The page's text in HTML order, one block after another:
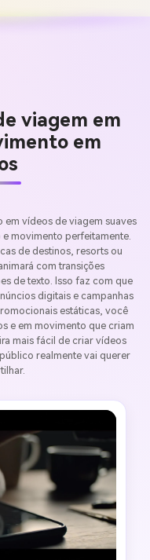
viagem em
em
vídeos de viagem suaves
movimento perfeitamente.
de destinos, resorts ou
com transições
de texto. Isso faz com que
digitais e campanhas
estáticas, você
e em movimento que criam
mais fácil de criar vídeos
realmente vai querer